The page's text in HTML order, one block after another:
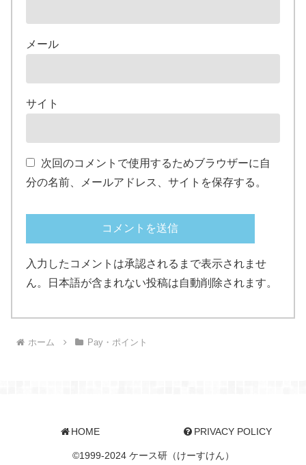
メール
サイト
次回のコメントで使用するためブラウザーに自
分の名前、メールアドレス、サイトを保存する。
入力したコメントは承認されるまで表示されませ
ん。日本語が含まれない投稿は自動削除されます。
ホーム Pay・ポイント
HOME PRIVACY POLICY
©︎1999-2024 ケース研（けーすけん）